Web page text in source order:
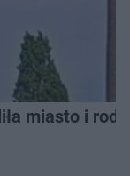
miasto i